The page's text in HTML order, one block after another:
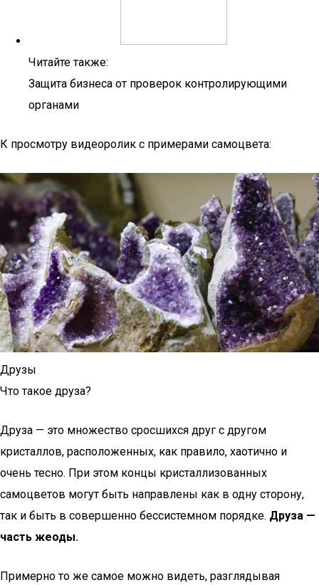
Читайте также:
Защита бизнеса от проверок контролирующими
органами
К просмотру видеоролик с примерами самоцвета:
Друзы
Что такое друза?
Друза — это множество сросшихся друг с другом
кристаллов, расположенных, как правило, хаотично и
очень тесно. При этом концы кристаллизованных
самоцветов могут быть направлены как в одну сторону,
так и быть в совершенно бессистемном порядке. Друза —
часть жеоды.
Примерно то же самое можно видеть, разглядывая